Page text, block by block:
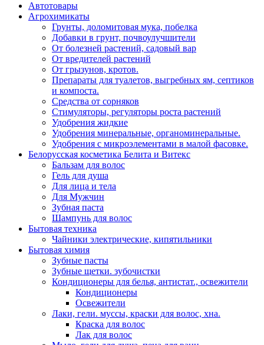
Автотовары
Агрохимикаты
Грунты, доломитовая мука, побелка
Добавки в грунт, почвоулучшители
От болезней растений, садовый вар
От вредителей растений
От грызунов, кротов.
Препараты для туалетов, выгребных ям, септиков
и компоста.
Средства от сорняков
Стимуляторы, регуляторы роста растений
Удобрения жидкие
Удобрения минеральные, органоминеральные.
Удобрения с микроэлементами в малой фасовке.
Белорусская косметика Белита и Витекс
Бальзам для волос
Гель для душа
Для лица и тела
Для Мужчин
Зубная паста
Шампунь для волос
Бытовая техника
Чайники электрические, кипятильники
Бытовая химия
Зубные пасты
Зубные щетки. зубочистки
Кондиционеры для белья, антистат., освежители
Кондиционеры
Освежители
Лаки, гели. муссы, краски для волос, хна.
Краска для волос
Лак для волос